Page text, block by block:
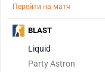
Перейти на матч
Liquid
Party Astron
BLAST